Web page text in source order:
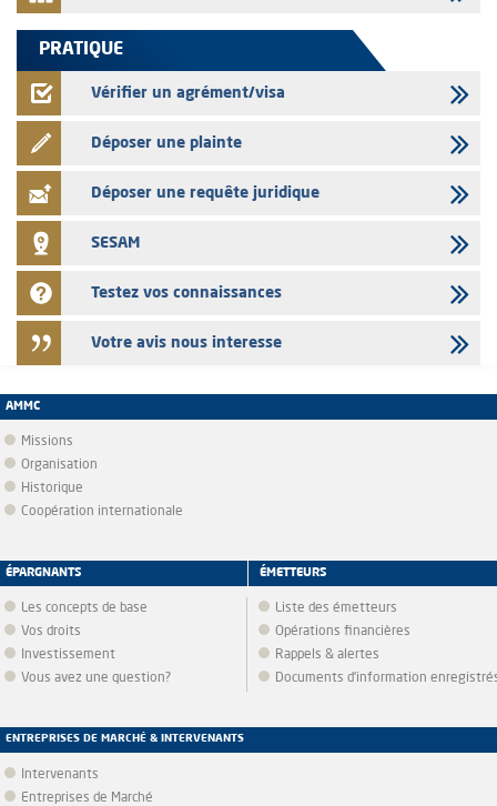
PRATIQUE
Vérifier un agrément/visa
Déposer une plainte
Déposer une requête juridique
SESAM
Testez vos connaissances
Votre avis nous interesse
AMMC
Missions
Organisation
Historique
Coopération internationale
ÉPARGNANTS
Les concepts de base
Vos droits
Investissement
Vous avez une question?
ÉMETTEURS
Liste des émetteurs
Opérations financières
Rappels & alertes
Documents d’information
ENTREPRISES DE MARCHÉ & INTERVENANTS
Intervenants
Entreprises de Marché